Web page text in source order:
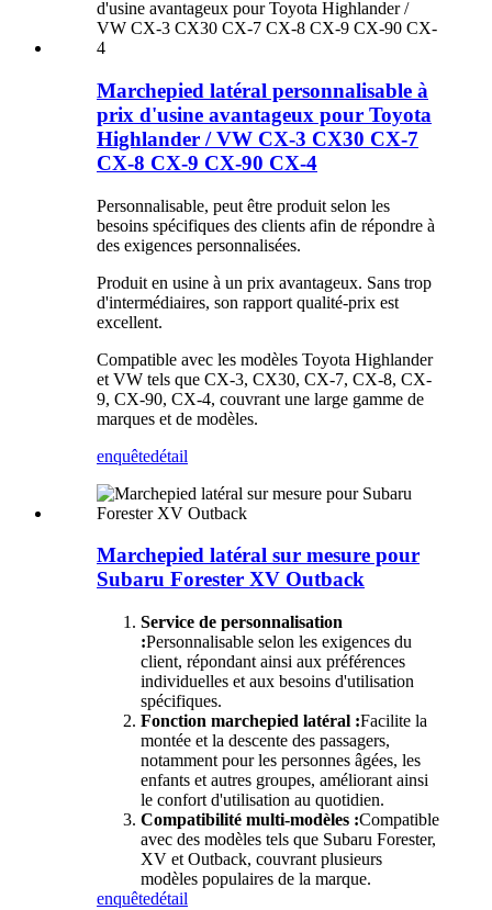
Marchepied latéral personnalisable à
prix d'usine avantageux pour Toyota
Highlander / VW CX-3 CX30 CX-7
CX-8 CX-9 CX-90 CX-4
Personnalisable, peut être produit selon les
besoins spécifiques des clients afin de répondre à
des exigences personnalisées.
Produit en usine à un prix avantageux. Sans trop
d'intermédiaires, son rapport qualité-prix est
excellent.
Compatible avec les modèles Toyota Highlander
et VW tels que CX-3, CX30, CX-7, CX-8, CX-
9, CX-90, CX-4, couvrant une large gamme de
marques et de modèles.
enquêtedétail
Marchepied latéral sur mesure pour
Subaru Forester XV Outback
Service de personnalisation
:Personnalisable selon les exigences du
client, répondant ainsi aux préférences
individuelles et aux besoins d'utilisation
spécifiques.
Fonction marchepied latéral :Facilite la
montée et la descente des passagers,
notamment pour les personnes âgées, les
enfants et autres groupes, améliorant ainsi
le confort d'utilisation au quotidien.
Compatibilité multi-modèles :Compatible
avec des modèles tels que Subaru Forester,
XV et Outback, couvrant plusieurs
modèles populaires de la marque.
enquêtedétail